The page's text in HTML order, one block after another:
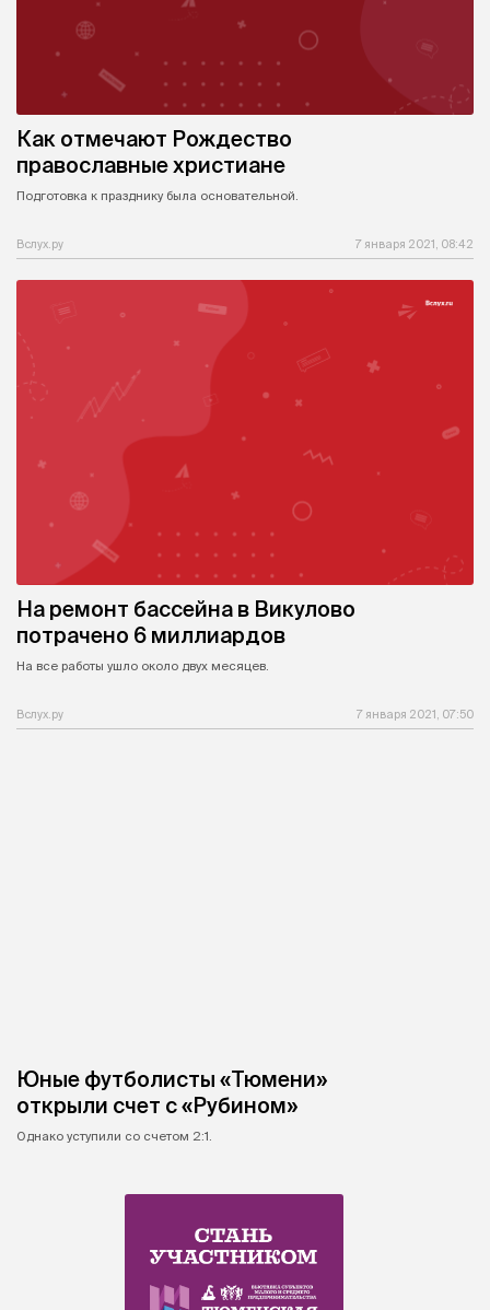
Как отмечают Рождество
православные христиане
Подготовка к празднику была основательной.
Вслух.ру 7 января 2021, 08:42
На ремонт бассейна в Викулово
потрачено 6 миллиардов
На все работы ушло около двух месяцев.
Вслух.ру 7 января 2021, 07:50
Юные футболисты «Тюмени»
открыли счет с «Рубином»
Однако уступили со счетом 2:1.